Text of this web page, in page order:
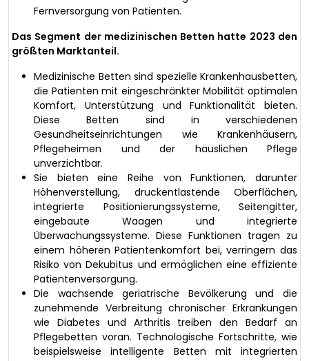
Fernversorgung von Patienten.
Das Segment der medizinischen Betten hatte 2023 den
größten Marktanteil.
Medizinische Betten sind spezielle Krankenhausbetten,
die Patienten mit eingeschränkter Mobilität optimalen
Komfort, Unterstützung und Funktionalität bieten.
Diese Betten sind in verschiedenen
Gesundheitseinrichtungen wie Krankenhäusern,
Pflegeheimen und der häuslichen Pflege
unverzichtbar.
Sie bieten eine Reihe von Funktionen, darunter
Höhenverstellung, druckentlastende Oberflächen,
integrierte Positionierungssysteme, Seitengitter,
eingebaute Waagen und integrierte
Überwachungssysteme. Diese Funktionen tragen zu
einem höheren Patientenkomfort bei, verringern das
Risiko von Dekubitus und ermöglichen eine effiziente
Patientenversorgung.
Die wachsende geriatrische Bevölkerung und die
zunehmende Verbreitung chronischer Erkrankungen
wie Diabetes und Arthritis treiben den Bedarf an
Pflegebetten voran. Technologische Fortschritte, wie
beispielsweise intelligente Betten mit integrierten